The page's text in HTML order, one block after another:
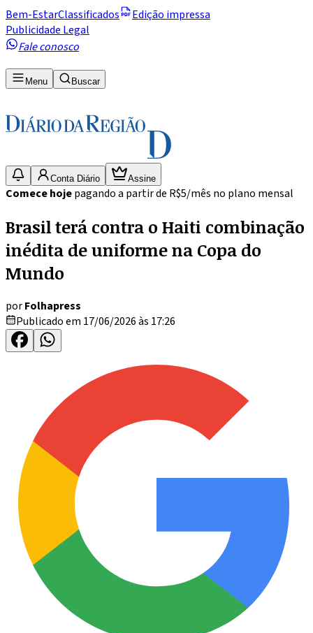
Bem-EstarClassificados
Edição impressa
Publicidade Legal
Fale conosco
Menu Buscar
Conta Diário Assine
Comece hojepagando a partir de R$5/mês no plano mensal
Brasil terá contra o Haiti combinação
inédita de uniforme na Copa do
Mundo
porFolhapress
Publicado em 17/06/2026 às 17:26